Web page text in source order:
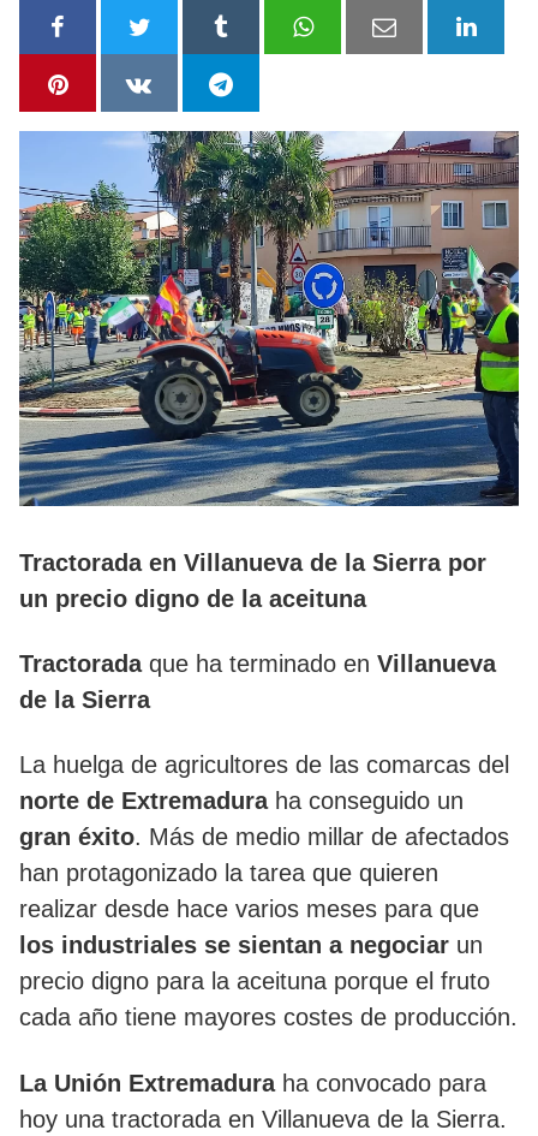
Tractorada en Villanueva de la Sierra por
un precio digno de la aceituna
Tractoradaque ha terminado en Villanueva
de la Sierra
La huelga de agricultores de las comarcas del
norte de Extremaduraha conseguido un
gran éxito. Más de medio millar de afectados
han protagonizado la tarea que quieren
realizar desde hace varios meses para que
los industriales se sientan a negociar un
precio digno para la aceituna porque el fruto
cada año tiene mayores costes de producción.
La Unión Extremadura ha convocado para
hoy una tractorada en Villanueva de la Sierra.